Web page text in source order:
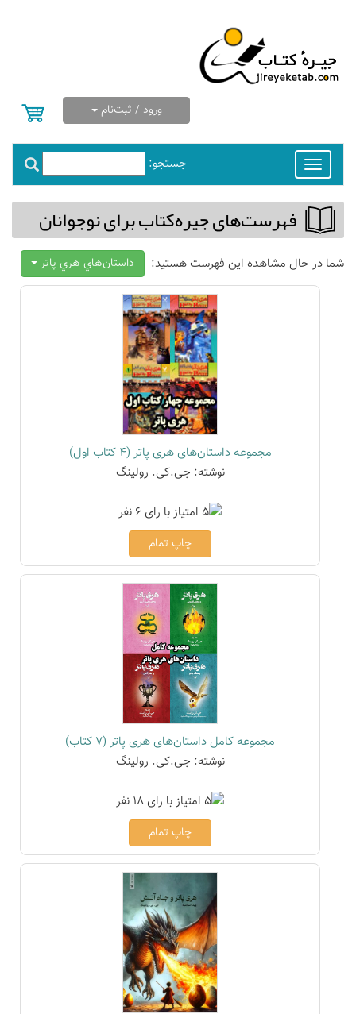
ورود / ثبت‌نام
جستجو:
Toggle
navigation
فهرست‌های جیره‌كتاب برای نوجوانان
شما در حال مشاهده این فهرست هستید: داستان‌هاي هري پاتر
مجموعه داستان‌های هری پاتر (4 کتاب اول)
نوشته: جی.کی. رولینگ
چاپ تمام
مجموعه کامل داستان‌های هری پاتر (7 کتاب)
نوشته: جی.کی. رولینگ
چاپ تمام